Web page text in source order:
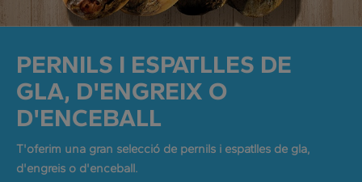
PERNILS I ESPATLLES DE
GLA, D'ENGREIX O
D'ENCEBALL
T'oferim una gran selecció de pernils i espatlles de gla,
d'engreis o d'enceball.